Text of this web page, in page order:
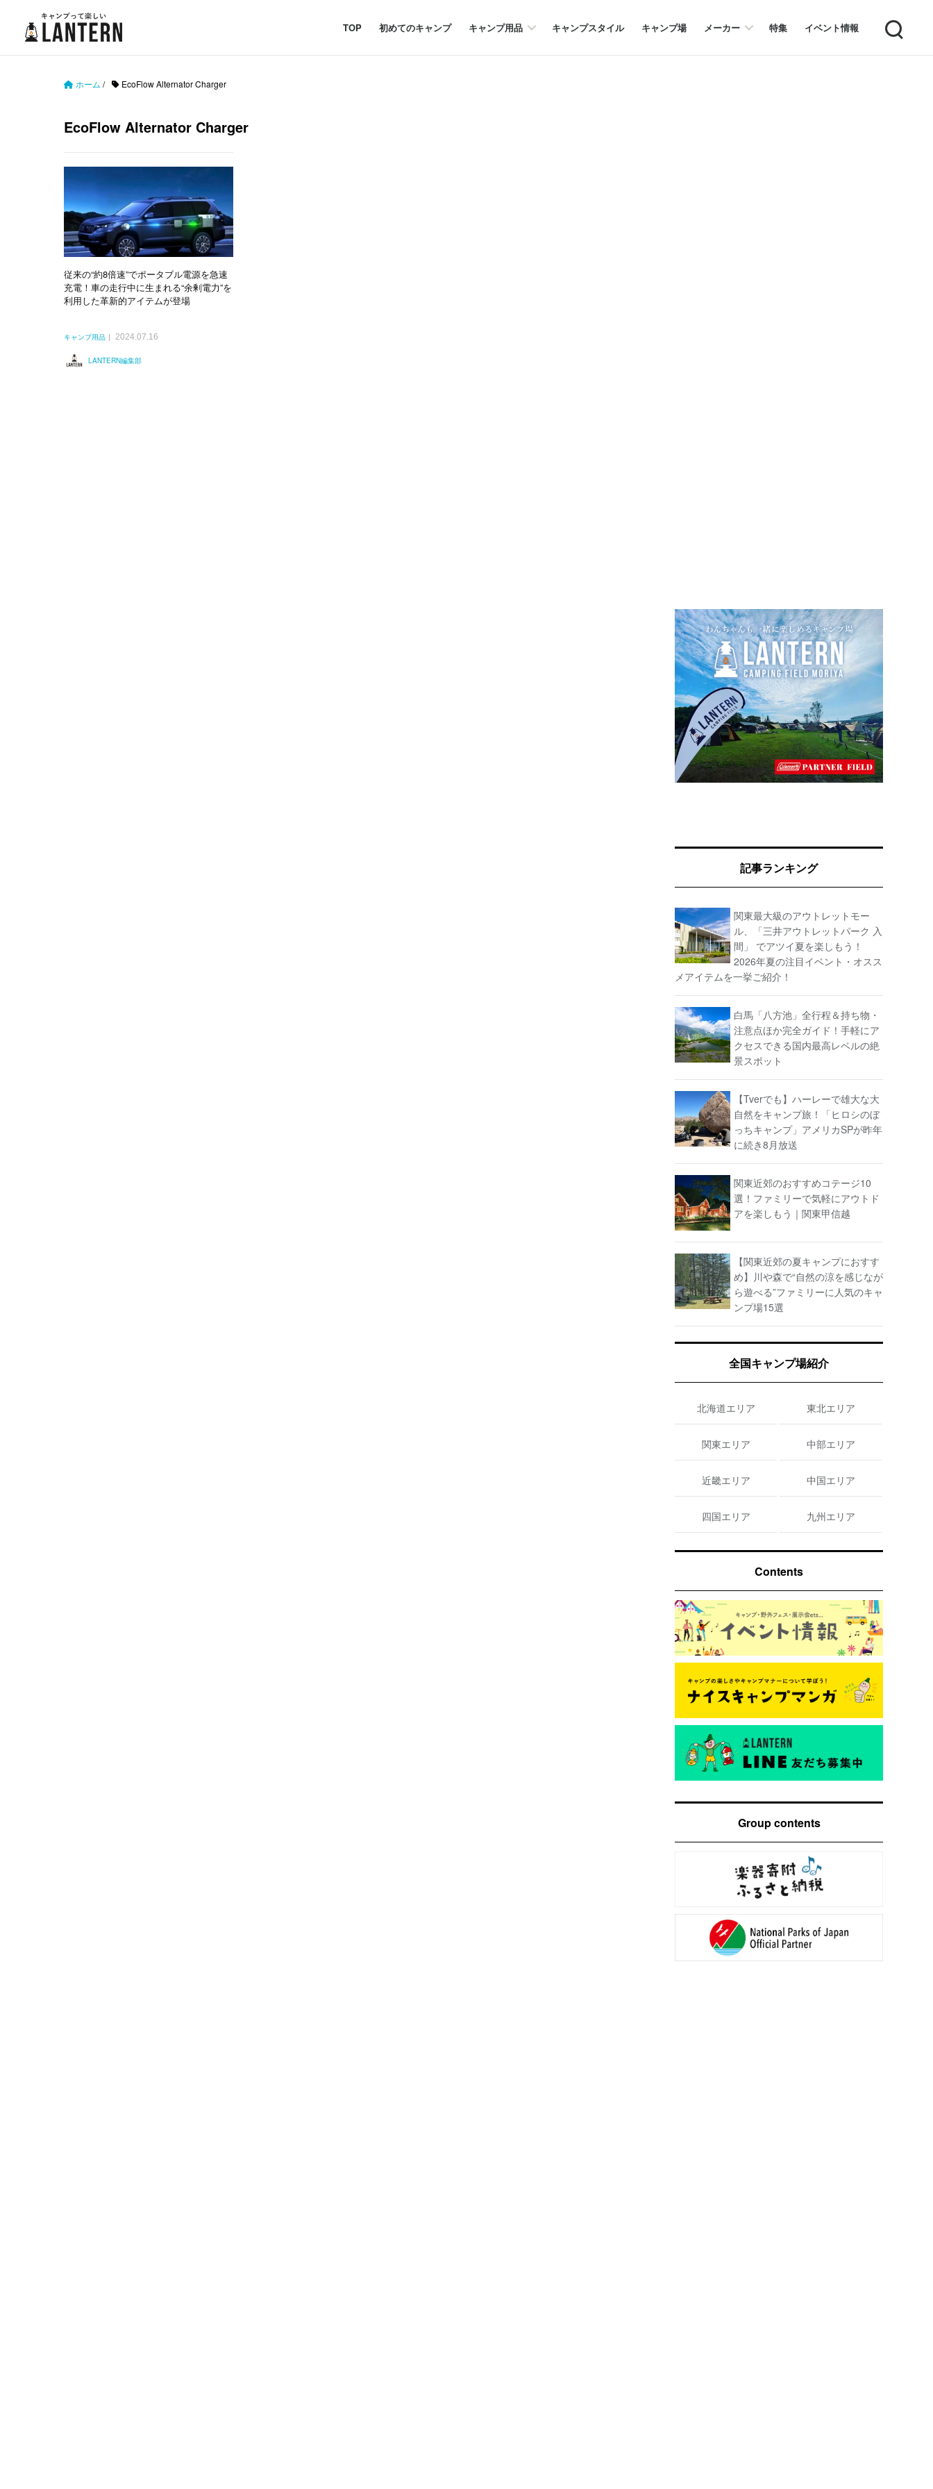
TOP 初めてのキャンプ キャンプ用品 キャンプスタイル キャンプ場 メーカー 特集 イベント情報 Search
ホーム / EcoFlow Alternator Charger
EcoFlow Alternator Charger
従来の“約8倍速”でポータブル電源を急速
充電！車の走行中に生まれる“余剰電力”を
利用した革新的アイテムが登場
キャンプ用品 2024.07.16
LANTERN編集部
記事ランキング
関東最大級のアウトレットモー
ル、「三井アウトレットパーク 入
間」 でアツイ夏を楽しもう！
2026年夏の注目イベント・オスス
メアイテムを一挙ご紹介！
白馬「八方池」全行程＆持ち物・
注意点ほか完全ガイド！手軽にア
クセスできる国内最高レベルの絶
景スポット
【Tverでも】ハーレーで雄大な大
自然をキャンプ旅！「ヒロシのぼ
っちキャンプ」アメリカSPが昨年
に続き8月放送
関東近郊のおすすめコテージ10
選！ファミリーで気軽にアウトド
アを楽しもう｜関東甲信越
【関東近郊の夏キャンプにおすす
め】川や森で“自然の涼を感じなが
ら遊べる”ファミリーに人気のキャ
ンプ場15選
全国キャンプ場紹介
北海道エリア 東北エリア
関東エリア 中部エリア
近畿エリア 中国エリア
四国エリア 九州エリア
Contents
Group contents